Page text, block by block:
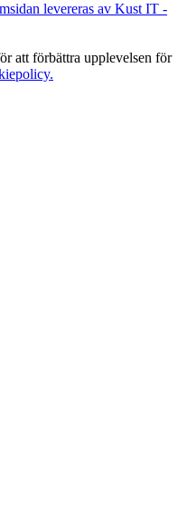
levereras av Kust IT -
att förbättra upplevelsen för